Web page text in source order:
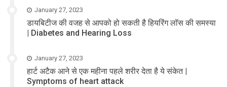
January 27, 2023
डायबिटीज की वजह से आपको हो सकती है हियरिंग लॉस की समस्या
| Diabetes and Hearing Loss
January 27, 2023
हार्ट अटैक आने से एक महीना पहले शरीर देता है ये संकेत |
Symptoms of heart attack